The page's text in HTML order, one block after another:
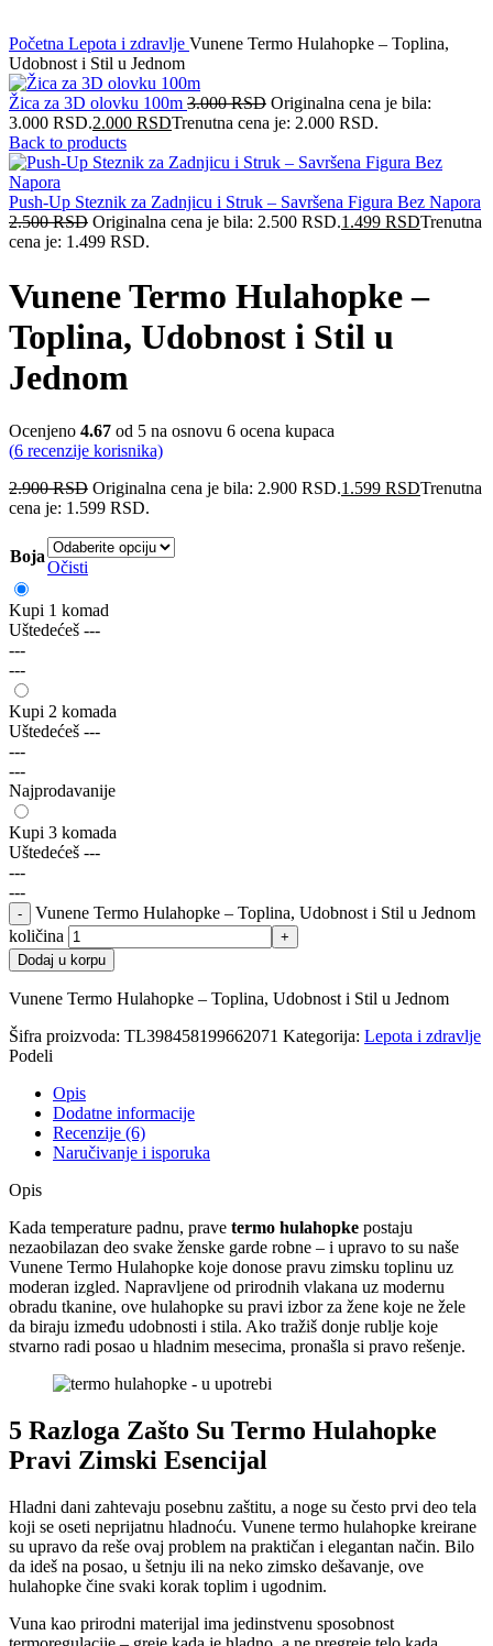
Početna Lepota i zdravlje Vunene Termo Hulahopke – Toplina,
Udobnost i Stil u Jednom
Žica za 3D olovku 100m 3.000RSD Originalna cena je bila:
3.000 RSD.2.000 RSDTrenutna cena je: 2.000 RSD.
Back to products
Push-Up Steznik za Zadnjicu i Struk – Savršena Figura Bez Napora
2.500RSD Originalna cena je bila: 2.500 RSD.1.499 RSDTrenutna
cena je: 1.499 RSD.
Vunene Termo Hulahopke –
Toplina, Udobnost i Stil u
Jednom
Ocenjeno 4.67 od 5 na osnovu 6 ocena kupaca
(6 recenzije korisnika)
2.900RSD Originalna cena je bila: 2.900 RSD.1.599 RSDTrenutna
cena je: 1.599 RSD.
Boja
Očisti
Kupi 1 komad
Uštedećeš ---
---
---
Kupi 2 komada
Uštedećeš ---
---
---
Najprodavanije
Kupi 3 komada
Uštedećeš ---
---
---
Vunene Termo Hulahopke – Toplina, Udobnost i Stil u Jednom
količina
Dodaj u korpu
Vunene Termo Hulahopke – Toplina, Udobnost i Stil u Jednom
Šifra proizvoda: TL398458199662071 Kategorija: Lepota i zdravlje
Podeli
Opis
Dodatne informacije
Recenzije (6)
Naručivanje i isporuka
Opis
Kada temperature padnu, prave termo hulahopke postaju
nezaobilazan deo svake ženske garde robne – i upravo to su naše
Vunene Termo Hulahopke koje donose pravu zimsku toplinu uz
moderan izgled. Napravljene od prirodnih vlakana uz modernu
obradu tkanine, ove hulahopke su pravi izbor za žene koje ne žele
da biraju između udobnosti i stila. Ako tražiš donje rublje koje
stvarno radi posao u hladnim mesecima, pronašla si pravo rešenje.
5 Razloga Zašto Su Termo Hulahopke
Pravi Zimski Esencijal
Hladni dani zahtevaju posebnu zaštitu, a noge su često prvi deo tela
koji se oseti neprijatnu hladnoću. Vunene termo hulahopke kreirane
su upravo da reše ovaj problem na praktičan i elegantan način. Bilo
da ideš na posao, u šetnju ili na neko zimsko dešavanje, ove
hulahopke čine svaki korak toplim i ugodnim.
Vuna kao prirodni materijal ima jedinstvenu sposobnost